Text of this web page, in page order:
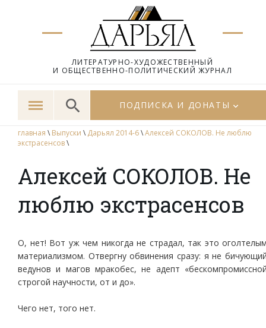
ЛИТЕРАТУРНО-ХУДОЖЕСТВЕННЫЙ
И ОБЩЕСТВЕННО-ПОЛИТИЧЕСКИЙ ЖУРНАЛ
ПОДПИСКА И ДОНАТЫ
главная \ Выпуски \ Дарьял 2014-6\Алексей СОКОЛОВ. Не люблю
экстрасенсов\
Алексей СОКОЛОВ. Не
люблю экстрасенсов
О, нет! Вот уж чем никогда не страдал, так это
материализмом. Отвергну обвинения сразу: я не
ведунов и магов мракобес, не адепт
строгой научности, от и до».
Чего нет, того нет.